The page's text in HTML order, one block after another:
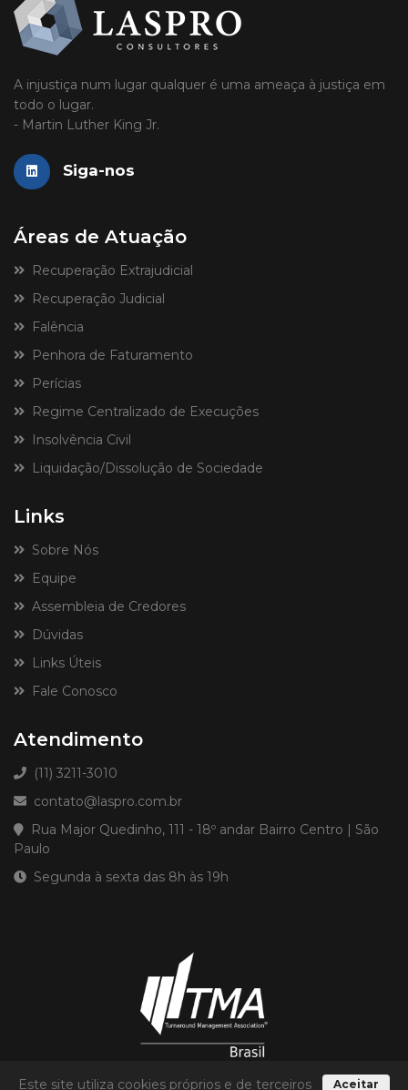
A injustiça num lugar qualquer é uma ameaça à justiça em
todo o lugar.
- Martin Luther King Jr.
Siga-nos
Áreas de Atuação
Recuperação Extrajudicial
Recuperação Judicial
Falência
Penhora de Faturamento
Perícias
Regime Centralizado de Execuções
Insolvência Civil
Liquidação/Dissolução de Sociedade
Links
Sobre Nós
Equipe
Assembleia de Credores
Dúvidas
Links Úteis
Fale Conosco
Atendimento
(11) 3211-3010
contato@laspro.com.br
Rua Major Quedinho, 111 - 18º andar Bairro Centro | São
Paulo
Segunda à sexta das 8h às 19h
Este site utiliza cookies próprios e de terceiros Aceitar